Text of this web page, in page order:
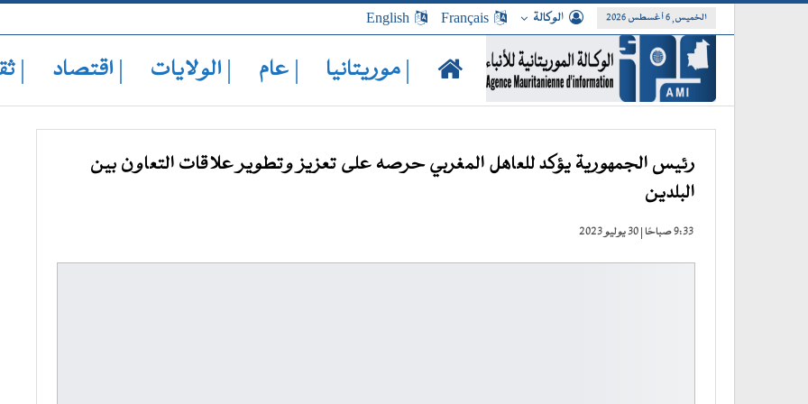
الخميس, 6 أغسطس 2026 الوكالة Français
English
| موريتانيا | عام | الولايات | اقتصاد |
رئيس الجمهورية يؤكد للعاهل المغربي حرصه على تعزيز وتطوير علاقات التعاون بين
البلدين
9:33 صباحًا | 30 يوليو 2023